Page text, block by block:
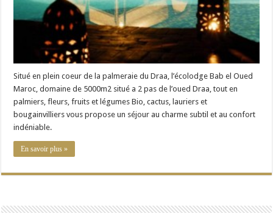
Situé en plein coeur de la palmeraie du Draa, l’écolodge Bab el Oued
Maroc, domaine de 5000m2 situé a 2 pas de l’oued Draa, tout en
palmiers, fleurs, fruits et légumes Bio, cactus, lauriers et
bougainvilliers vous propose un séjour au charme subtil et au confort
indéniable.
En savoir plus »